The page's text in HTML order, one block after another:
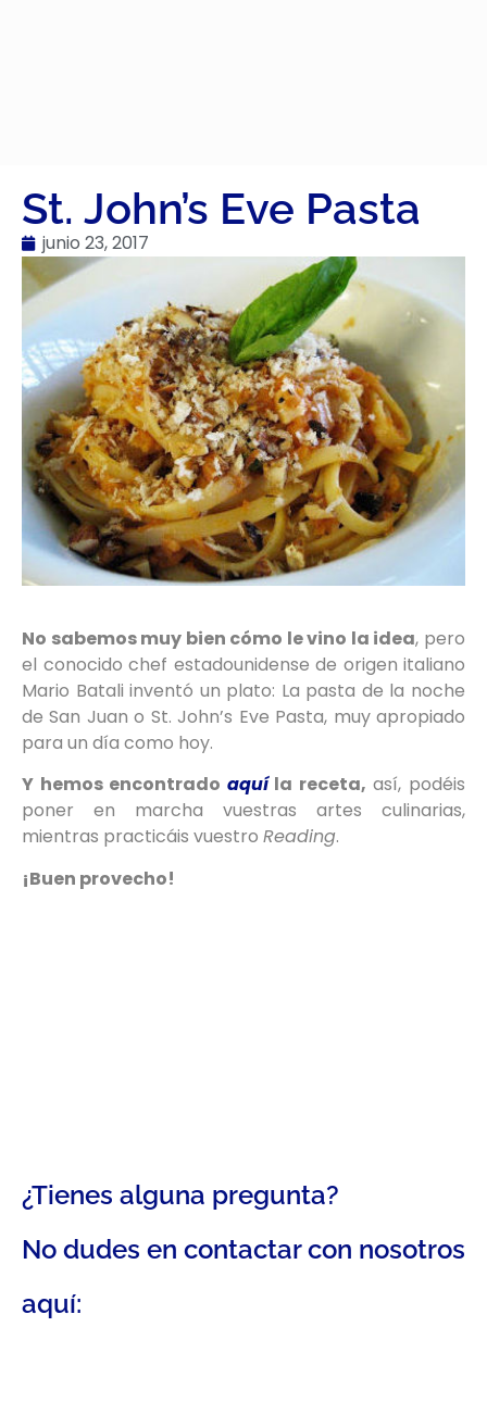
St. John’s Eve Pasta
junio 23, 2017
No sabemos muy bien cómo le vino la idea, pero
el conocido chef estadounidense de origen italiano
Mario Batali inventó un plato: La pasta de la noche
de San Juan o St. John’s Eve Pasta, muy apropiado
para un día como hoy.
Y hemos encontrado aquíla receta, así, podéis
poner en marcha vuestras artes culinarias,
mientras practicáis vuestro Reading.
¡Buen provecho!
¿Tienes alguna pregunta?
No dudes en contactar con nosotros
aquí: